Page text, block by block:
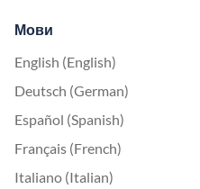
Мови
English (English)
Deutsch (German)
Español (Spanish)
Français (French)
Italiano (Italian)